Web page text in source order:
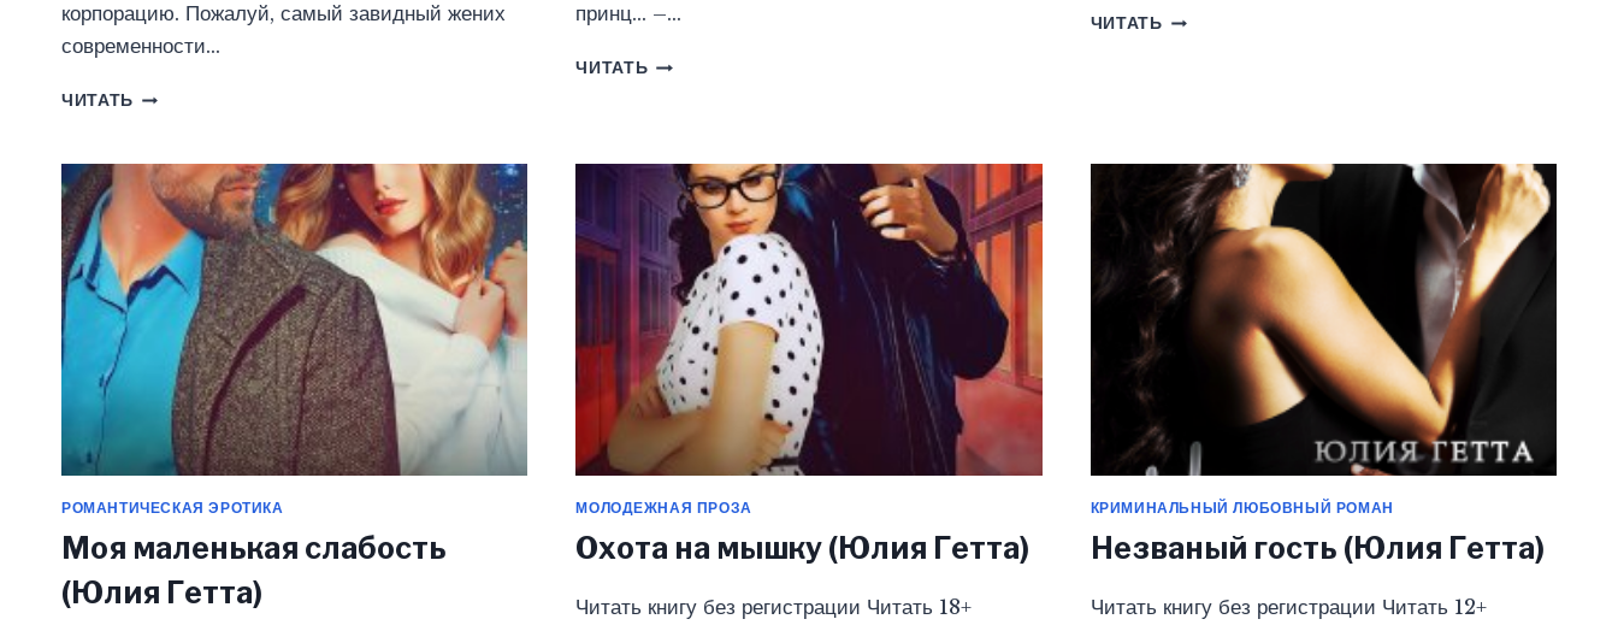
корпорацию. Пожалуй, самый завидный жених
современности…
ЧИТАТЬ СВИДАНИЕ
(ЮЛИЯ
ГЕТТА)
принц… –…
ЧИТАТЬ СОВРЕМЕННЫЙ
ЧИТАТЬ НЕ
РОМАНТИЧЕСКАЯ ЭРОТИКА
Моя маленькая слабость
(Юлия Гетта)
МОЛОДЕЖНАЯ ПРОЗА
Охота на мышку (Юлия Гетта)
Читать книгу без регистрации Читать 18+
КРИМИНАЛЬНЫЙ ЛЮБОВНЫЙ РОМАН
Незваный гость (Юлия Гетта)
Читать книгу без регистрации Читать 12+